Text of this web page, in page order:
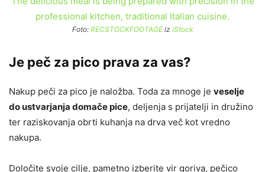
Foto: RECSTOCKFOOTAGEiz iStock
Je peč za pico prava za vas?
Nakup peči za pico je naložba. Toda za mnoge je veselje
do ustvarjanja domače pice, deljenja s prijatelji in družino
ter raziskovanja obrti kuhanja na drva več kot vredno
nakupa.
Določite svoje cilje, pametno izberite vir goriva, pečico